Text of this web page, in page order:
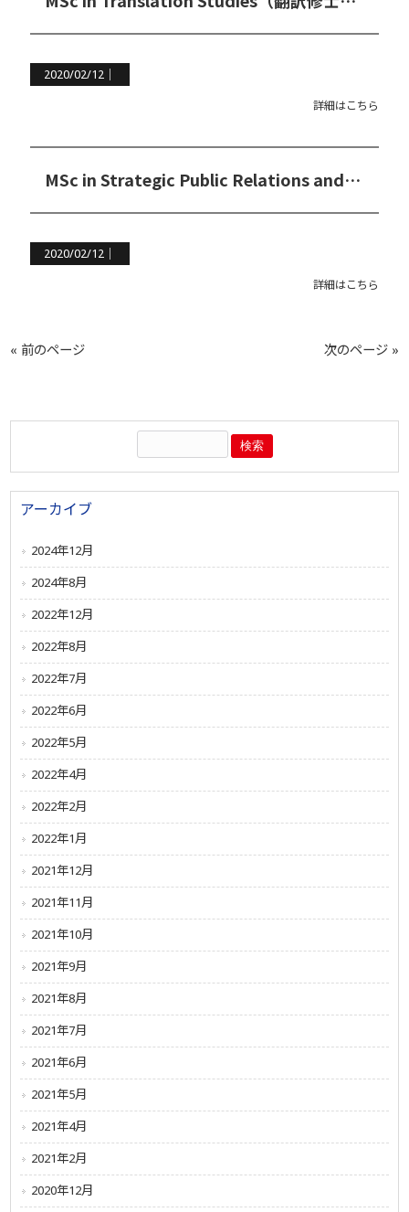
2020/02/12｜
詳細はこちら
MSc in Strategic Public Relations and Communication Management（戦略的PR&コミュニケーションマネジメント修士コース）
2020/02/12｜
詳細はこちら
« 前のページ 次のページ »
アーカイブ
2024年12月
2024年8月
2022年12月
2022年8月
2022年7月
2022年6月
2022年5月
2022年4月
2022年2月
2022年1月
2021年12月
2021年11月
2021年10月
2021年9月
2021年8月
2021年7月
2021年6月
2021年5月
2021年4月
2021年2月
2020年12月